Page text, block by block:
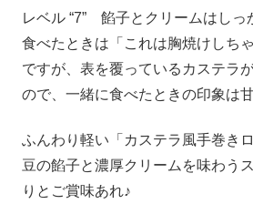
レベル “7” 餡子とクリームはしっ
食べたときは「これは胸焼けしち
ですが、表を覆っているカステラ
ので、一緒に食べたときの印象は
ふんわり軽い「カステラ風手巻き
豆の餡子と濃厚クリームを味わう
りとご賞味あれ♪